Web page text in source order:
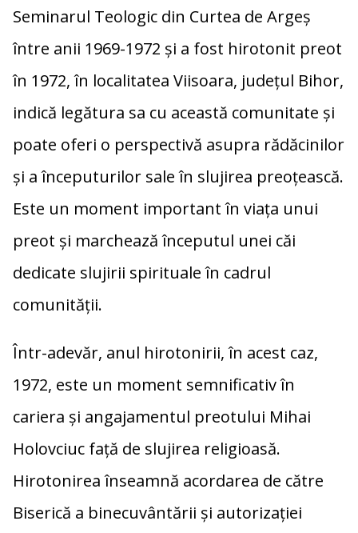
Seminarul Teologic din Curtea de Argeș
între anii 1969-1972 și a fost hirotonit preot
în 1972, în localitatea Viisoara, județul Bihor,
indică legătura sa cu această comunitate și
poate oferi o perspectivă asupra rădăcinilor
și a începuturilor sale în slujirea preoțească.
Este un moment important în viața unui
preot și marchează începutul unei căi
dedicate slujirii spirituale în cadrul
comunității.
Într-adevăr, anul hirotonirii, în acest caz,
1972, este un moment semnificativ în
cariera și angajamentul preotului Mihai
Holovciuc față de slujirea religioasă.
Hirotonirea înseamnă acordarea de către
Biserică a binecuvântării și autorizației